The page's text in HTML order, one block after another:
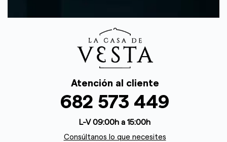
Atención al cliente
682 573 449
L-V 09:00h a 15:00h
Consúltanos lo que necesites